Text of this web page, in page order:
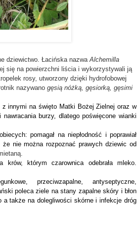
dziewictwo.Łacińska nazwaAlchemilla
się na powierzchni liścia i wykorzystywali ją
rosy, utworzony dzięki hydrofobowej
nazywano gęsią nóżką, gęsiorką, gęsimi
innymi na święto Matki Bożej Zielnej oraz w
burzy, dlatego poświęcone wianki
pomagał na niepłodność i poprawiał
że nie można rozpoznać prawych dziewic od
krów, którym czarownica odebrała mleko.
przeciwzapalne, antyseptyczne,
poleca ziele na stany zapalne skóry i błon
a także na dolegliwości skórne i infekcje dróg